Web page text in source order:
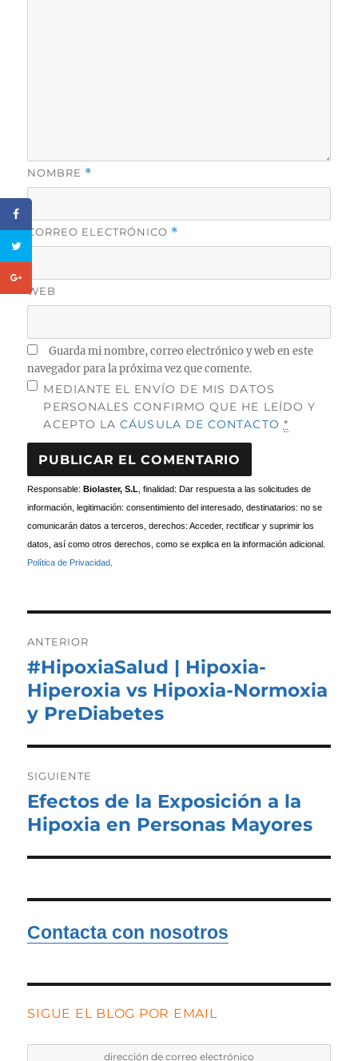
NOMBRE *
CORREO ELECTRÓNICO *
WEB
Guarda mi nombre, correo electrónico y web en este
navegador para la próxima vez que comente.
MEDIANTE EL ENVÍO DE MIS DATOS
PERSONALES CONFIRMO QUE HE LEÍDO Y
ACEPTO LACÁUSULA DE CONTACTO *
Responsable: Biolaster, S.L , finalidad: Dar respuesta a las solicitudes de
información, legitimación: consentimiento del interesado, destinatarios: no se
comunicarán datos a terceros, derechos: Acceder, rectificar y suprimir los
datos, así como otros derechos, como se explica en la información adicional.
Política de Privacidad
de
entradas
ANTERIOR
Entrada
anterior:
#HipoxiaSalud | Hipoxia-
Hiperoxia vs Hipoxia-Normoxia
y PreDiabetes
SIGUIENTE
Entrada
siguiente:
Efectos de la Exposición a la
Hipoxia en Personas Mayores
Contacta con nosotros
SIGUE EL BLOG POR EMAIL